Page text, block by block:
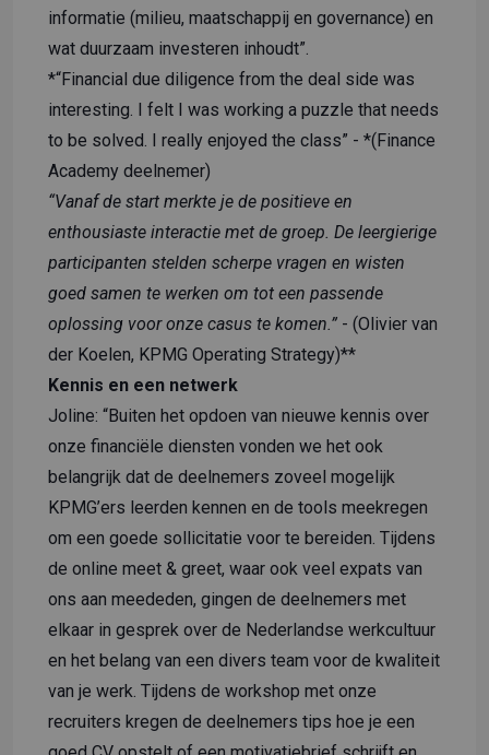
informatie (milieu, maatschappij en governance) en
wat duurzaam investeren inhoudt”.
*“Financial due diligence from the deal side was
interesting. I felt I was working a puzzle that needs
to be solved. I really enjoyed the class” - *(Finance
Academy deelnemer)
“Vanaf de start merkte je de positieve en
enthousiaste interactie met de groep. De leergierige
participanten stelden scherpe vragen en wisten
goed samen te werken om tot een passende
oplossing voor onze casus te komen.” - (Olivier van
der Koelen, KPMG Operating Strategy)**
Kennis en een netwerk
Joline: “Buiten het opdoen van nieuwe kennis over
onze financiële diensten vonden we het ook
belangrijk dat de deelnemers zoveel mogelijk
KPMG’ers leerden kennen en de tools meekregen
om een goede sollicitatie voor te bereiden. Tijdens
de online meet & greet, waar ook veel expats van
ons aan meededen, gingen de deelnemers met
elkaar in gesprek over de Nederlandse werkcultuur
en het belang van een divers team voor de kwaliteit
van je werk. Tijdens de workshop met onze
recruiters kregen de deelnemers tips hoe je een